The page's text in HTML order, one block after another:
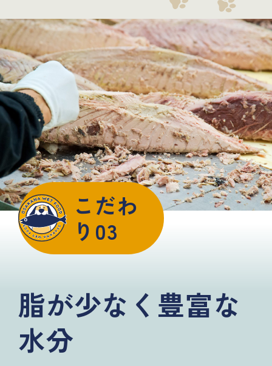
こだわ
り03
脂が少なく豊富な
水分